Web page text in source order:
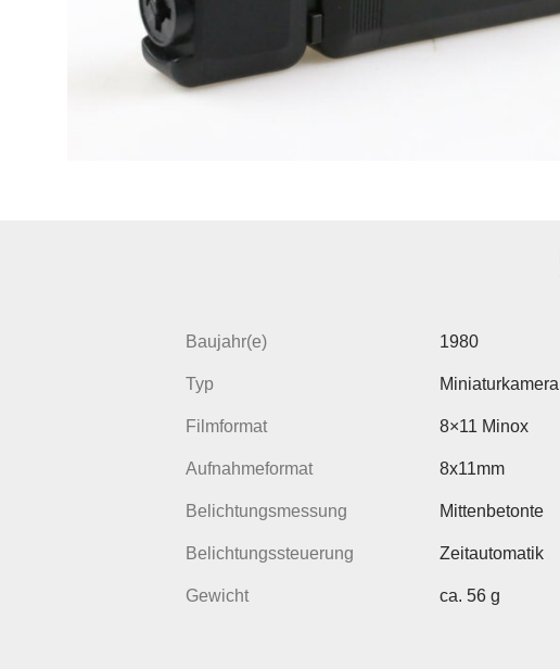
Baujahr(e) 1980
Typ Miniaturkamera
Filmformat 8×11 Minox
Aufnahmeformat 8x11mm
Belichtungsmessung Mittenbetonte
Belichtungssteuerung Zeitautomatik
Gewicht ca. 56 g